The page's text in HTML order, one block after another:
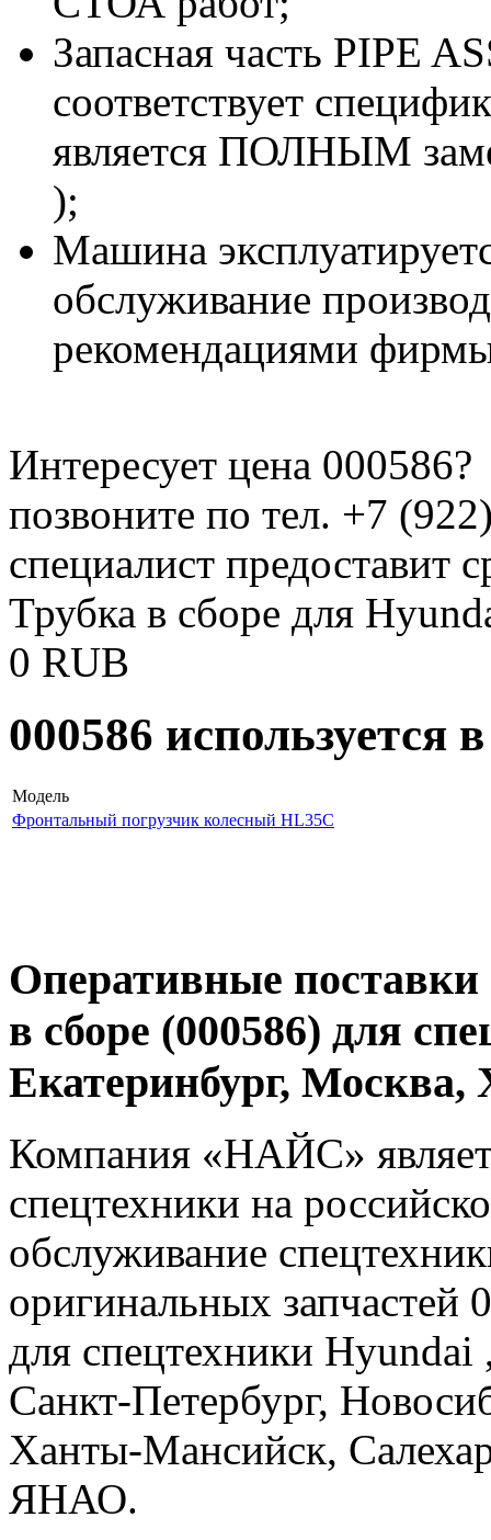
Запасная часть PIPE
соответствует
является ПОЛНЫМ
);
Машина
обслуживание
рекомендациями
Интересует цена 000586?
позвоните по тел. +7
специалист предоставит
Трубка в сборе для
0 RUB
000586
Модель
Фронтальный погрузчик колесный HL35C
Оперативные поставки
в сборе (000586) для
Екатеринбург,
Компания «НАЙС»
спецтехники на
обслуживание
оригинальных запчастей
для спецтехники Hyundai
Санкт-Петербург,
Ханты-Мансийск,
ЯНАО.